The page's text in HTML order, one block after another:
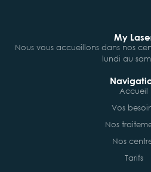
My
Nous vous accueillons dans nos
lundi au
Accueil
Vos
Nos
Nos
Tarifs